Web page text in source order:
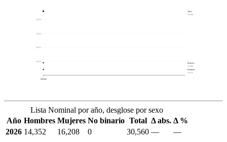
16,621
20,511
24,401
28,291
2026
Total
30,560
Mujeres
16,208
Hombres
14,352
Lista Nominal por año, desglose por sexo
Año Hombres Mujeres No binario Total Δ abs. Δ %
2026 14,352 16,208 0 30,560 — —